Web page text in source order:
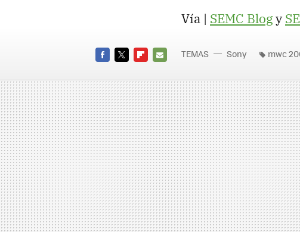
Vía | SEMC Blogy
MAIL
TEMAS Sony mwc